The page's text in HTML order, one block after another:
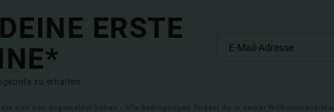
ERSTE
zu erhalten.
sich neu angemeldet haben - Alle Bedingungen findest du in deiner Willkommens-Mail